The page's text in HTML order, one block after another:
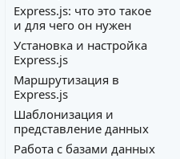
Express.js: что это такое
и для чего он нужен
Установка и настройка
Express.js
Маршрутизация в
Express.js
Шаблонизация и
представление данных
Работа с базами данных